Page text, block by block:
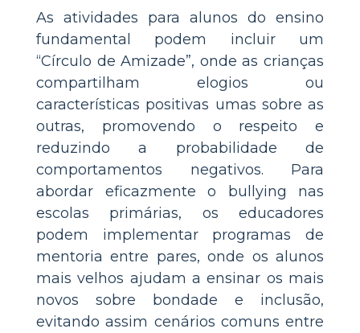
As atividades para alunos do ensino
fundamental podem incluir um
“Círculo de Amizade”, onde as crianças
compartilham elogios ou
características positivas umas sobre as
outras, promovendo o respeito e
reduzindo a probabilidade de
comportamentos negativos. Para
abordar eficazmente o bullying nas
escolas primárias, os educadores
podem implementar programas de
mentoria entre pares, onde os alunos
mais velhos ajudam a ensinar os mais
novos sobre bondade e inclusão,
evitando assim cenários comuns entre